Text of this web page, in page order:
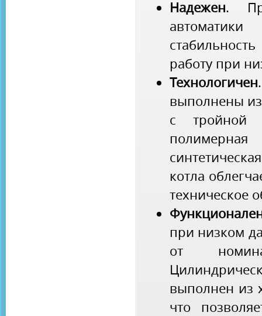
Надежен.
работу при
Технологичен
выполнены
с тройной
котла
техническое
при низком
от
выполнен из
что